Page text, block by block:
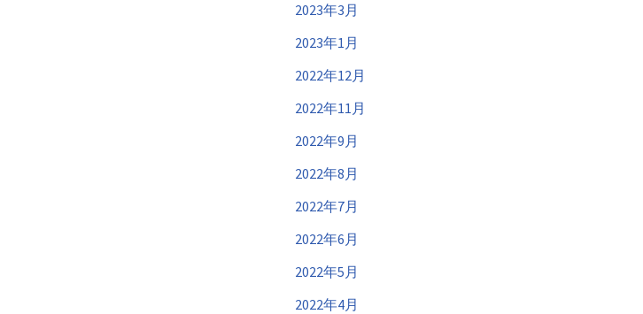
2023年3月
2023年1月
2022年12月
2022年11月
2022年9月
2022年8月
2022年7月
2022年6月
2022年5月
2022年4月